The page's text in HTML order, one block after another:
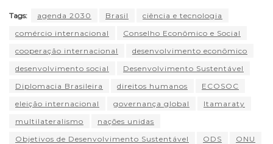
Tags: agenda 2030 Brasil
ciência e tecnologia
comércio internacional
Conselho Econômico e Social
cooperação internacional
desenvolvimento econômico
desenvolvimento social
Desenvolvimento Sustentável
Diplomacia Brasileira
direitos humanos
ECOSOC
eleição internacional
governança global
Itamaraty
multilateralismo
nações unidas
Objetivos de Desenvolvimento Sustentável
ODS
ONU